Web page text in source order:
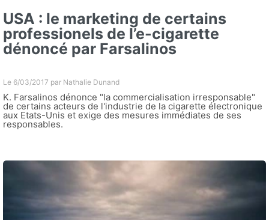
USA : le marketing de certains
professionels de l’e-cigarette
dénoncé par Farsalinos
Le 6/03/2017 par Nathalie Dunand
K. Farsalinos dénonce "la commercialisation irresponsable"
de certains acteurs de l'industrie de la cigarette électronique
aux Etats-Unis et exige des mesures immédiates de ses
responsables.